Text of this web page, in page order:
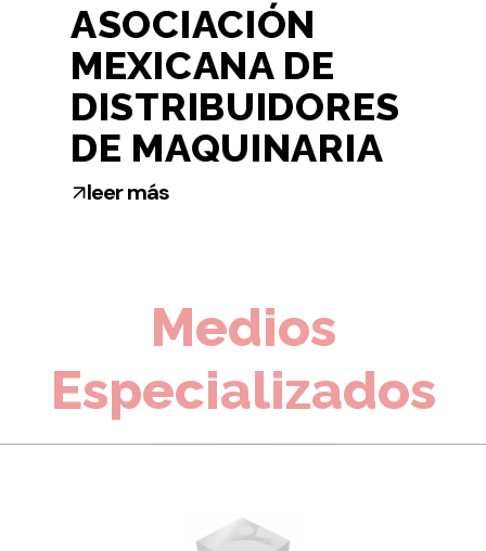
ASOCIACIÓN
MEXICANA DE
DISTRIBUIDORES
DE MAQUINARIA
leer más
Medios
Especializados